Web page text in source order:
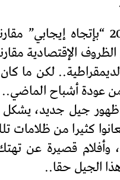
بالرغم من تغير حياة
الإقتصادية
لكن
عودة أشباح
لم ينتبه ساسة ما بعد
كثيرا من
قصيرة عن
الجيل حقا..